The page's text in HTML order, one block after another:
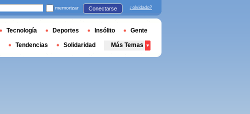
memorizar Conectarse ¿olvidado?
Tecnología Deportes Insólito Gente
Tendencias Solidaridad Más Temas